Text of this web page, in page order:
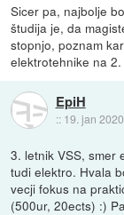
Sicer pa, najbolje
študija je, da
stopnjo, poznam
elektrotehnike na
EpiH
:: 19. jan
3. letnik VSS, smer
tudi elektro. Hvala
vecji fokus na
(500ur, 20ects) :)